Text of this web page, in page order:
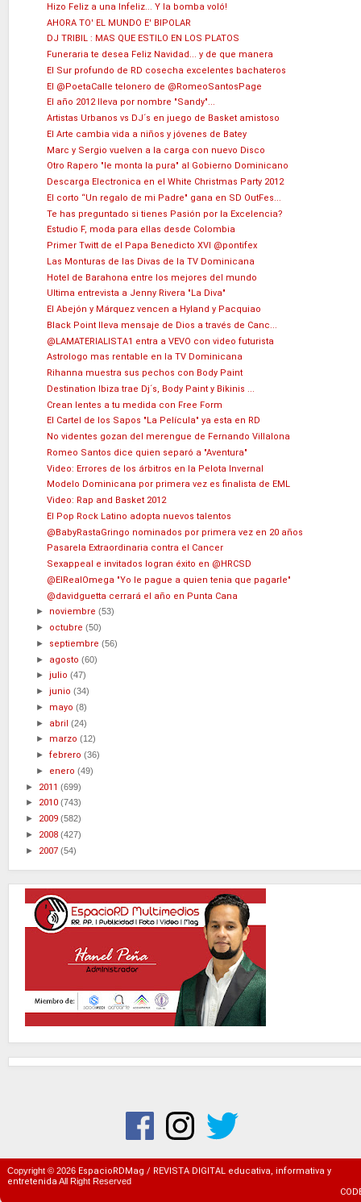
Hizo Feliz a una Infeliz... Y la bomba voló!
AHORA TO' EL MUNDO E' BIPOLAR
DJ TRIBIL : MAS QUE ESTILO EN LOS PLATOS
Funeraria te desea Feliz Navidad... y de que manera
El Sur profundo de RD cosecha excelentes bachateros
El @PoetaCalle telonero de @RomeoSantosPage
El año 2012 lleva por nombre "Sandy"...
Artistas Urbanos vs DJ´s en juego de Basket amistoso
El Arte cambia vida a niños y jóvenes de Batey
Marc y Sergio vuelven a la carga con nuevo Disco
Otro Rapero "le monta la pura" al Gobierno Dominicano
Descarga Electronica en el White Christmas Party 2012
El corto “Un regalo de mi Padre" gana en SD OutFes...
Te has preguntado si tienes Pasión por la Excelencia?
Estudio F, moda para ellas desde Colombia
Primer Twitt de el Papa Benedicto XVI @pontifex
Las Monturas de las Divas de la TV Dominicana
Hotel de Barahona entre los mejores del mundo
Ultima entrevista a Jenny Rivera "La Diva"
El Abejón y Márquez vencen a Hyland y Pacquiao
Black Point lleva mensaje de Dios a través de Canc...
@LAMATERIALISTA1 entra a VEVO con video futurista
Astrologo mas rentable en la TV Dominicana
Rihanna muestra sus pechos con Body Paint
Destination Ibiza trae Dj´s, Body Paint y Bikinis ...
Crean lentes a tu medida con Free Form
El Cartel de los Sapos "La Película" ya esta en RD
No videntes gozan del merengue de Fernando Villalona
Romeo Santos dice quien separó a "Aventura"
Video: Errores de los árbitros en la Pelota Invernal
Modelo Dominicana por primera vez es finalista de EML
Video: Rap and Basket 2012
El Pop Rock Latino adopta nuevos talentos
@BabyRastaGringo nominados por primera vez en 20 años
Pasarela Extraordinaria contra el Cancer
Sexappeal e invitados logran éxito en @HRCSD
@ElRealOmega "Yo le pague a quien tenia que pagarle"
@davidguetta cerrará el año en Punta Cana
► noviembre(53)
► octubre(50)
► septiembre(56)
► agosto(60)
►julio(47)
►junio(34)
► mayo(8)
► abril(24)
► marzo(12)
►febrero(36)
► enero(49)
► 2011 (699)
► 2010 (743)
► 2009 (582)
► 2008 (427)
► 2007 (54)
Copyright © 2026 EspacioRDMag / REVISTA DIGITAL educativa, informativa y
entretenidaAll Right Reserved